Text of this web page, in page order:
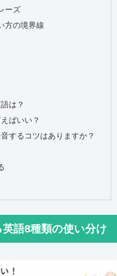
ーズ
方の境界線
は？
ばいい？
するコツはありますか？
語8種類の使い分け